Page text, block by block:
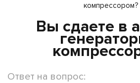
компрессором?
Вы сдаете в
Ответ на вопрос: